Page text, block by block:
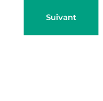
Suivant